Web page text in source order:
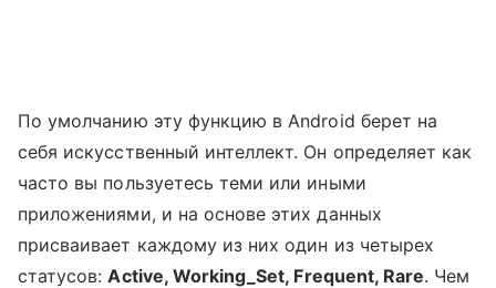
По умолчанию эту функцию в Android берет на
себя искусственный интеллект. Он определяет как
часто вы пользуетесь теми или иными
приложениями, и на основе этих данных
присваивает каждому из них один из четырех
статусов:Active, Working_Set, Frequent, Rare. Чем